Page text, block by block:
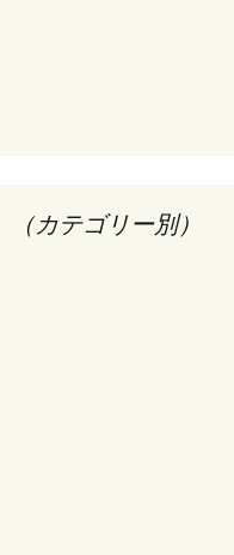
カテゴリー別）